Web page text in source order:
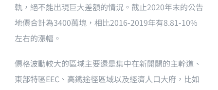
軌，絕不能出現巨大差額的情況。截止2020年末的公告
地價合計為3400萬塊，相比2016-2019年有8.81-10%
左右的漲幅。
價格波動較大的區域主要還是集中在新開闢的主幹道、
東部特區EEC、高鐵途徑區域以及經濟人口大府，比如